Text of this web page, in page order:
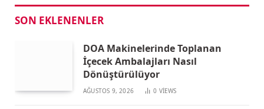
SON EKLENENLER
DOA Makinelerinde Toplanan
İçecek Ambalajları Nasıl
Dönüştürülüyor
AĞUSTOS 9, 2026 0 VIEWS